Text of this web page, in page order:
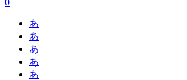
あ
あ
あ
あ
あ